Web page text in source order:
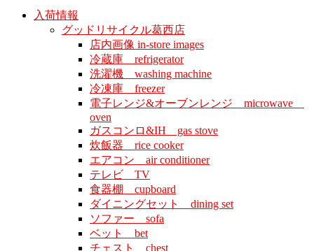
入荷情報
グッドリサイクル葛西店
店内画像 in-store images
冷蔵庫 refrigerator
洗濯機 washing machine
冷凍庫 freezer
電子レンジ&オーブンレンジ microwave
oven
ガスコンロ&IH gas stove
炊飯器 rice cooker
エアコン air conditioner
テレビ TV
食器棚 cupboard
ダイニングセット dining set
ソファー sofa
ベット bet
チェスト chest